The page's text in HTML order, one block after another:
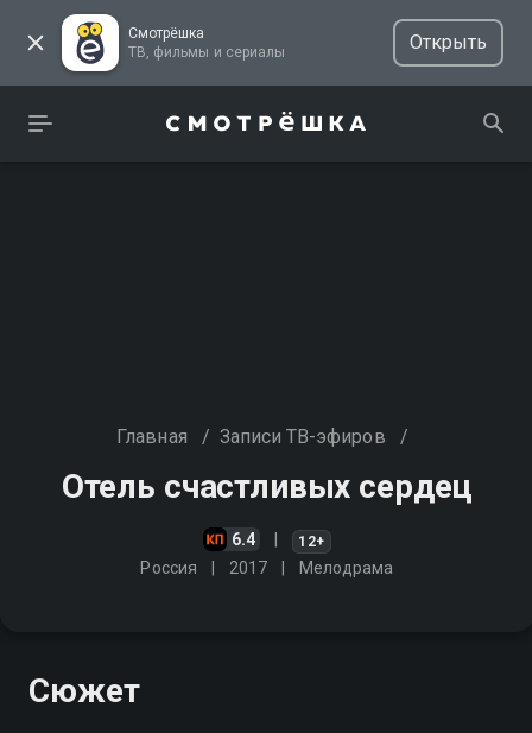
Смотрёшка
ТВ, фильмы и сериалы
Открыть
Главная / Записи ТВ-эфиров /
Отель счастливых сердец
6.4 12+
Россия 2017 Мелодрама
Сюжет